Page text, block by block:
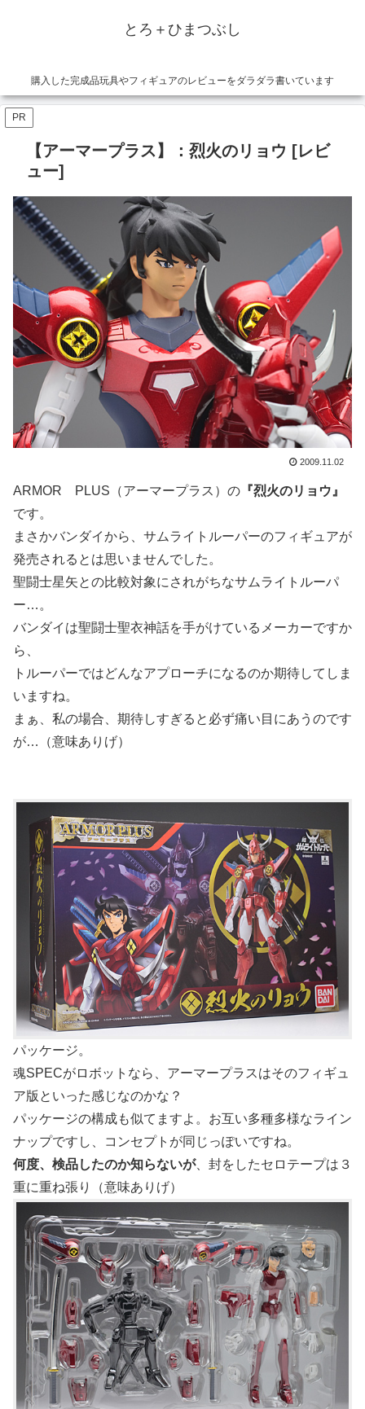
とろ＋ひまつぶし
購入した完成品玩具やフィギュアのレビューをダラダラ書いています
PR
【アーマープラス】：烈火のリョウ [レビ
ュー]
2009.11.02
ARMOR PLUS（アーマープラス）の 『烈火のリョウ』
です。
まさかバンダイから、サムライトルーパーのフィギュアが
発売されるとは思いませんでした。
聖闘士星矢との比較対象にされがちなサムライトルーパ
ー…。
バンダイは聖闘士聖衣神話を手がけているメーカーですか
ら、
トルーパーではどんなアプローチになるのか期待してしま
いますね。
まぁ、私の場合、期待しすぎると必ず痛い目にあうのです
が…（意味ありげ）
パッケージ。
魂SPECがロボットなら、アーマープラスはそのフィギュ
ア版といった感じなのかな？
パッケージの構成も似てますよ。お互い多種多様なライン
ナップですし、コンセプトが同じっぽいですね。
何度、検品したのか知らないが、封をしたセロテープは３
重に重ね張り（意味ありげ）